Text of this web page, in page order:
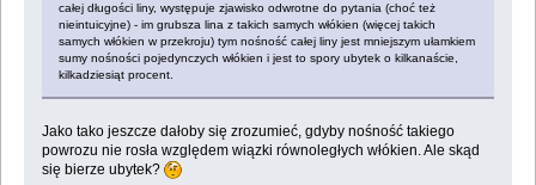
całej długości liny, występuje zjawisko odwrotne do pytania (choć też
nieintuicyjne) - im grubsza lina z takich samych włókien (więcej takich
samych włókien w przekroju) tym nośność całej liny jest mniejszym ułamkiem
sumy nośności pojedynczych włókien i jest to spory ubytek o kilkanaście,
kilkadziesiąt procent.
Jako tako jeszcze dałoby się zrozumieć, gdyby nośność takiego
powrozu nie rosła względem wiązki równoległych włókien. Ale skąd
się bierze ubytek?